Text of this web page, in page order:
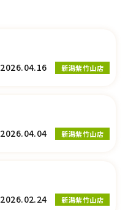
2026.04.16
新潟紫竹山店
2026.04.04
新潟紫竹山店
2026.02.24
新潟紫竹山店